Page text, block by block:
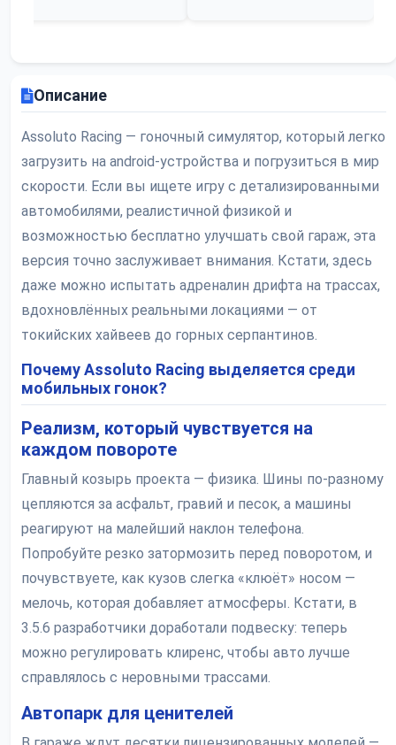
Описание
Assoluto Racing — гоночный симулятор, который легко
загрузить на android-устройства и погрузиться в мир
скорости. Если вы ищете игру с детализированными
автомобилями, реалистичной физикой и
возможностью бесплатно улучшать свой гараж, эта
версия точно заслуживает внимания. Кстати, здесь
даже можно испытать адреналин дрифта на трассах,
вдохновлённых реальными локациями — от
токийских хайвеев до горных серпантинов.
Почему Assoluto Racing выделяется среди
мобильных гонок?
Реализм, который чувствуется на
каждом повороте
Главный козырь проекта — физика. Шины по-разному
цепляются за асфальт, гравий и песок, а машины
реагируют на малейший наклон телефона.
Попробуйте резко затормозить перед поворотом, и
почувствуете, как кузов слегка «клюёт» носом —
мелочь, которая добавляет атмосферы. Кстати, в
3.5.6 разработчики доработали подвеску: теперь
можно регулировать клиренс, чтобы авто лучше
справлялось с неровными трассами.
Автопарк для ценителей